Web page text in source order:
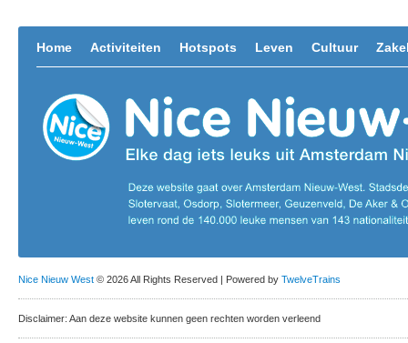
Home Activiteiten Hotspots Leven Cultuur
Nice Nieuw West © 2026 All Rights Reserved | Powered by TwelveTrains
Disclaimer: Aan deze website kunnen geen rechten worden verleend